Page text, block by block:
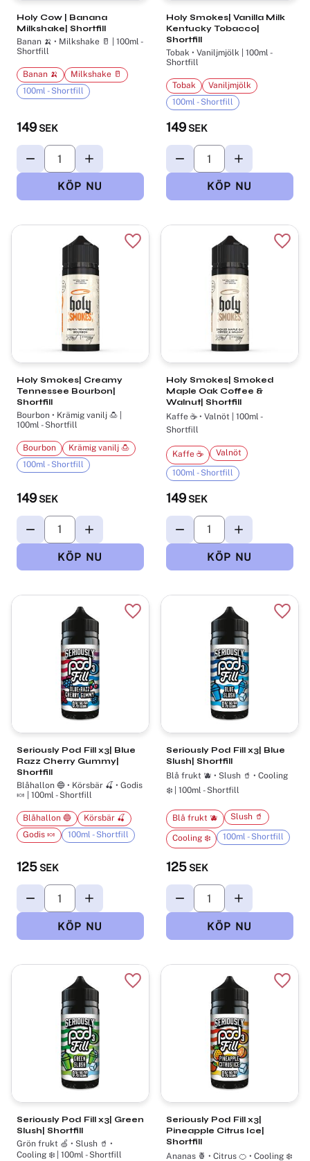
Holy Cow | Banana
Milkshake| Shortfill
Banan 🍌 • Milkshake 🥛 | 100ml -
Shortfill
149 SEK
Banan 🍌
Milkshake 🥛
100ml - Shortfill
Holy Smokes| Vanilla Milk
Kentucky Tobacco|
Shortfill
Tobak • Vaniljmjölk | 100ml -
Shortfill
149 SEK
Tobak
Vaniljmjölk
100ml - Shortfill
Holy Smokes| Creamy
Tennessee Bourbon|
Shortfill
Bourbon • Krämig vanilj 🍮 |
100ml - Shortfill
149 SEK
Bourbon
Krämig vanilj 🍮
100ml - Shortfill
Lägg till i favoriter
Holy Smokes| Smoked
Maple Oak Coffee &
Walnut| Shortfill
Kaffe ☕ • Valnöt | 100ml -
Shortfill
149 SEK
Kaffe ☕ Valnöt
100ml - Shortfill
Seriously Pod Fill x3| Blue
Razz Cherry Gummy|
Shortfill
Blåhallon 🔵 • Körsbär 🍒 • Godis
🍬 | 100ml - Shortfill
125 SEK
Blåhallon 🔵
Körsbär 🍒
Godis 🍬
100ml - Shortfill
Lägg till i favoriter
Seriously Pod Fill x3| Blue
Slush| Shortfill
Blå frukt 🫐 • Slush 🥤 • Cooling
❄️ | 100ml - Shortfill
125 SEK
Blå frukt 🫐 Slush 🥤
Cooling ❄️ 100ml - Shortfill
Seriously Pod Fill x3| Green
Slush| Shortfill
Grön frukt 🍏 • Slush 🥤 •
Cooling ❄️ | 100ml - Shortfill
Lägg till i favoriter
Seriously Pod Fill x3|
Pineapple Citrus Ice|
Shortfill
Ananas 🍍 • Citrus 🍊 • Cooling ❄️